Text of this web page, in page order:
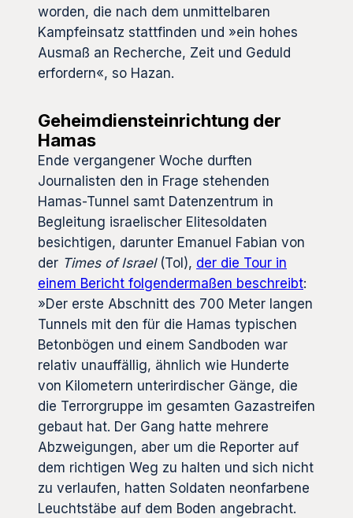
worden, die nach dem unmittelbaren
Kampfeinsatz stattfinden und »ein hohes
Ausmaß an Recherche, Zeit und Geduld
erfordern«, so Hazan.
Geheimdiensteinrichtung der
Hamas
Ende vergangener Woche durften
Journalisten den in Frage stehenden
Hamas-Tunnel samt Datenzentrum in
Begleitung israelischer Elitesoldaten
besichtigen, darunter Emanuel Fabian von
der Times of Israel (ToI), der die Tour in
einem Bericht folgendermaßen beschreibt:
»Der erste Abschnitt des 700 Meter langen
Tunnels mit den für die Hamas typischen
Betonbögen und einem Sandboden war
relativ unauffällig, ähnlich wie Hunderte
von Kilometern unterirdischer Gänge, die
die Terrorgruppe im gesamten Gazastreifen
gebaut hat. Der Gang hatte mehrere
Abzweigungen, aber um die Reporter auf
dem richtigen Weg zu halten und sich nicht
zu verlaufen, hatten Soldaten neonfarbene
Leuchtstäbe auf dem Boden angebracht.